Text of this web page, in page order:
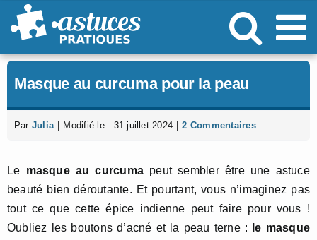
Passer
au
Masque au curcuma pour la peau
Par Julia Modifié le : 31 juillet 2024 2 Commentaires
Le masque au curcuma peut sembler être une astuce
beauté bien déroutante. Et pourtant, vous n’imaginez pas
tout ce que cette épice indienne peut faire pour vous !
Oubliez les boutons d’acné et la peau terne : le masque